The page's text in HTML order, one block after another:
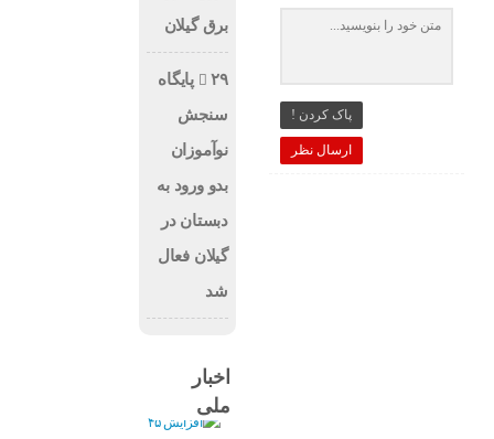
ارسال نظر
پاک کردن !
برق گیلان
۲۹ پایگاه
سنجش
نوآموزان
بدو ورود به
دبستان در
گیلان فعال
شد
اخبار
ملی